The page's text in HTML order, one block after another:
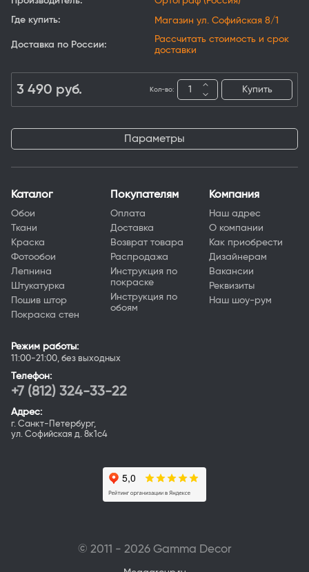
Где купить:
Магазин ул. Софийская 8/1
Доставка по России:
Рассчитать стоимость и срок
доставки
3 490 руб. Кол-во: Купить
Параметры
Каталог
Обои
Ткани
Краска
Фотообои
Лепнина
Штукатурка
Пошив штор
Покраска стен
Покупателям
Оплата
Доставка
Возврат товара
Распродажа
Инструкция по
покраске
Инструкция по
обоям
Компания
Наш адрес
О компании
Как приобрести
Дизайнерам
Вакансии
Реквизиты
Наш шоу-рум
Режим работы:
11:00-21:00, без выходных
Телефон:
+7 (812) 324-33-22
Адрес:
г. Санкт-Петербург,
ул. Софийская д. 8к1с4
© 2011 - 2026 Gamma Deсor